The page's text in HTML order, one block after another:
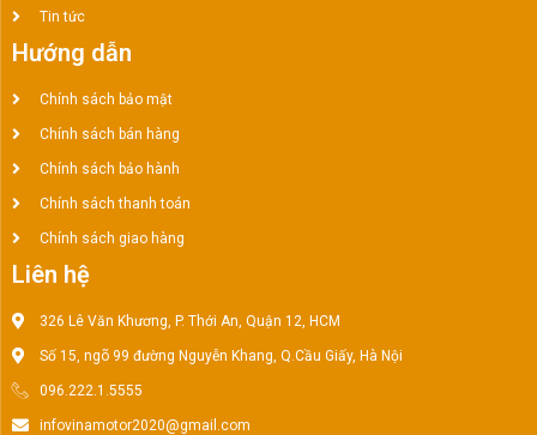
Tin tức
Hướng dẫn
Chính sách bảo mật
Chính sách bán hàng
Chính sách bảo hành
Chính sách thanh toán
Chính sách giao hàng
Liên hệ
326 Lê Văn Khương, P. Thới An, Quận 12, HCM
Số 15, ngõ 99 đường Nguyễn Khang, Q.Cầu Giấy, Hà Nội
096.222.1.5555
infovinamotor2020@gmail.com